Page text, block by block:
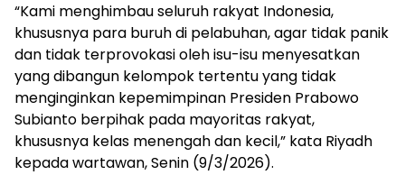
“Kami menghimbau seluruh rakyat Indonesia,
khususnya para buruh di pelabuhan, agar tidak panik
dan tidak terprovokasi oleh isu-isu menyesatkan
yang dibangun kelompok tertentu yang tidak
menginginkan kepemimpinan Presiden Prabowo
Subianto berpihak pada mayoritas rakyat,
khususnya kelas menengah dan kecil,” kata Riyadh
kepada wartawan, Senin (9/3/2026).